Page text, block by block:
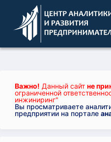
Важно! Данный сайт не
ограниченной
инжиниринг"
Вы просматриваете
предприятии на портале